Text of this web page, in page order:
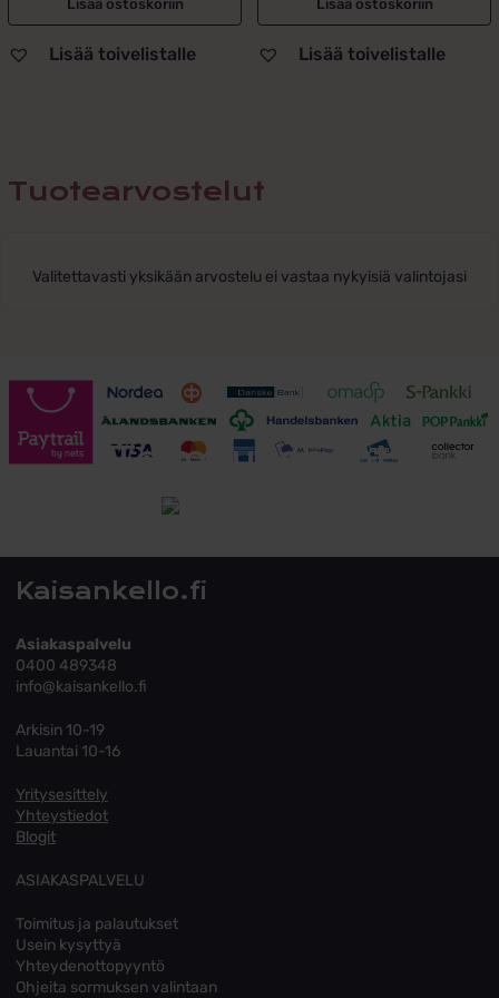
Lisää ostoskoriin
Lisää toivelistalle
Lisää ostoskoriin
Lisää toivelistalle
Tuotearvostelut
Valitettavasti yksikään arvostelu ei vastaa nykyisiä valintojasi
Toimitusehdot
Kaisankello.fi
Asiakaspalvelu
0400 489348
info@kaisankello.fi
Arkisin 10-19
Lauantai 10-16
Yritysesittely
Yhteystiedot
Blogit
ASIAKASPALVELU
Toimitus ja palautukset
Usein kysyttyä
Yhteydenottopyyntö
Ohjeita sormuksen valintaan